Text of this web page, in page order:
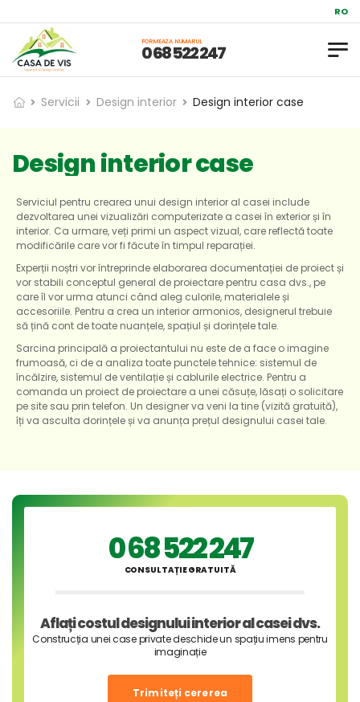
Reparații
RO
FORMEAZA NUMARUL
0 68 522 247
Servicii Design interior Design interior case
Design interior case
Serviciul pentru crearea unui design interior al casei include
dezvoltarea unei vizualizări computerizate a casei în exterior și în
interior. Ca urmare, veți primi un aspect vizual, care reflectă toate
modificările care vor fi făcute în timpul reparației.
Experții noștri vor întreprinde elaborarea documentației de proiect și
vor stabili conceptul general de proiectare pentru casa dvs., pe
care îl vor urma atunci când aleg culorile, materialele și
accesoriile. Pentru a crea un interior armonios, designerul trebuie
să țină cont de toate nuanțele, spațiul și dorințele tale.
Sarcina principală a proiectantului nu este de a face o imagine
frumoasă, ci de a analiza toate punctele tehnice: sistemul de
încălzire, sistemul de ventilație și cablurile electrice. Pentru a
comanda un proiect de proiectare a unei căsuțe, lăsați o solicitare
pe site sau prin telefon. Un designer va veni la tine (vizită gratuită),
îți va asculta dorințele și va anunța prețul designului casei tale.
0 68 522 247
CONSULTAȚIE GRATUITĂ
Aflați costul designului interior al casei dvs.
Construcția unei case private deschide un spațiu imens pentru
imaginație
Trimiteți cererea